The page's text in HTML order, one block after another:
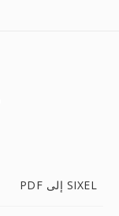
PDF إلى SIXEL